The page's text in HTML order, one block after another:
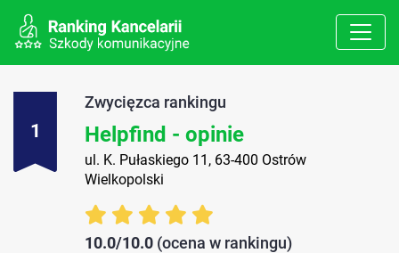
1
Zwycięzca rankingu
Helpfind - opinie
ul. K. Pułaskiego 11, 63-400 Ostrów
Wielkopolski
10.0/10.0 (ocena w rankingu)